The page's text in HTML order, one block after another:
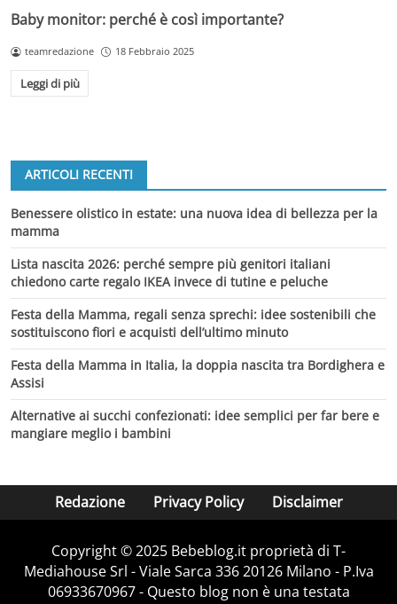
Baby monitor: perché è così importante?
teamredazione 18 Febbraio 2025
Leggi di più
ARTICOLI RECENTI
Benessere olistico in estate: una nuova idea di bellezza per la
mamma
Lista nascita 2026: perché sempre più genitori italiani
chiedono carte regalo IKEA invece di tutine e peluche
Festa della Mamma, regali senza sprechi: idee sostenibili che
sostituiscono fiori e acquisti dell’ultimo minuto
Festa della Mamma in Italia, la doppia nascita tra Bordighera e
Assisi
Alternative ai succhi confezionati: idee semplici per far bere e
mangiare meglio i bambini
Redazione Privacy Policy Disclaimer
Copyright © 2025 Bebeblog.it proprietà di T-
Mediahouse Srl - Viale Sarca 336 20126 Milano - P.Iva
06933670967 - Questo blog non è una testata